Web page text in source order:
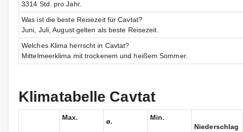
3314 Std. pro Jahr.
Was ist die beste Reisezeit für Cavtat?
Juni, Juli, August gelten als beste Reisezeit.
Welches Klima herrscht in Cavtat?
Mittelmeerklima mit trockenem und heißem Sommer.
Klimatabelle Cavtat
Max.
ø.
Min.
Niederschlag